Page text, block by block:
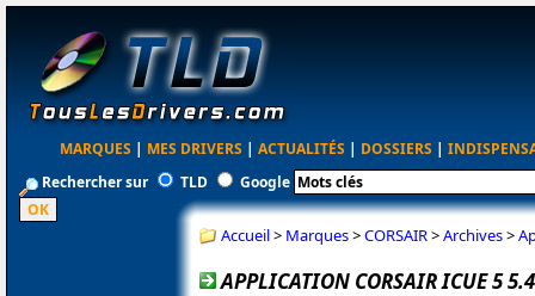
MARQUES | MES DRIVERS | ACTUALITÉS | DOSSIERS |
Rechercher sur
TLD Google
Accueil> Marques>CORSAIR>Archives>
APPLICATION CORSAIR ICUE 5